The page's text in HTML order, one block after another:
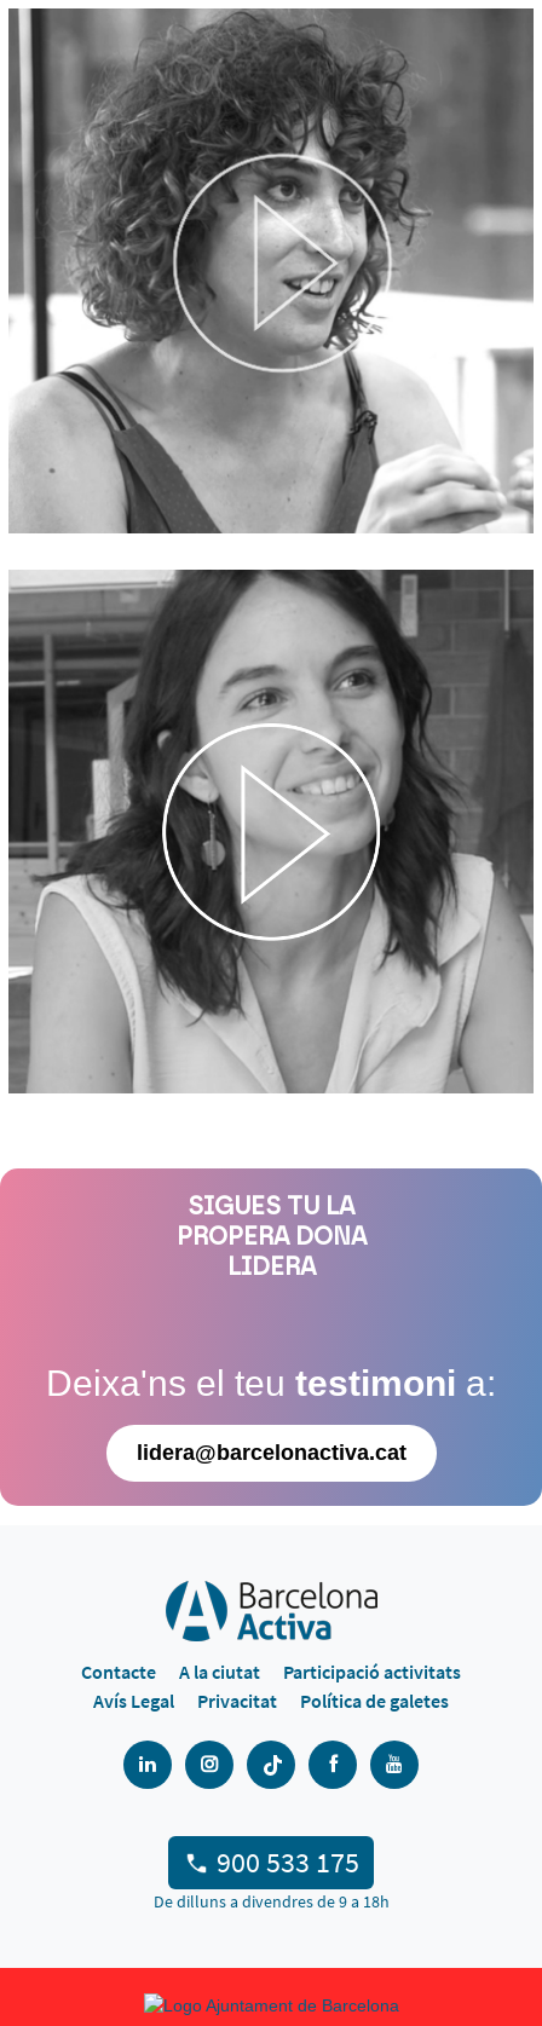
SIGUES TU LA
PROPERA DONA
LIDERA
Deixa'ns el teu testimoni a:
lidera@barcelonactiva.cat
Contacte A la ciutat
Participació activitats
Avís Legal
Privacitat Política de galetes
900 533 175
De dilluns a divendres de 9 a 18h